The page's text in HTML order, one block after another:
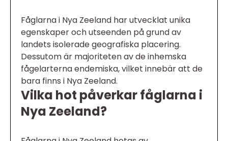
Fåglarna i Nya Zeeland har utvecklat unika
egenskaper och utseenden på grund av
landets isolerade geografiska placering.
Dessutom är majoriteten av de inhemska
fågelarterna endemiska, vilket innebär att de
bara finns i Nya Zeeland.
Vilka hot påverkar fåglarna i
Nya Zeeland?